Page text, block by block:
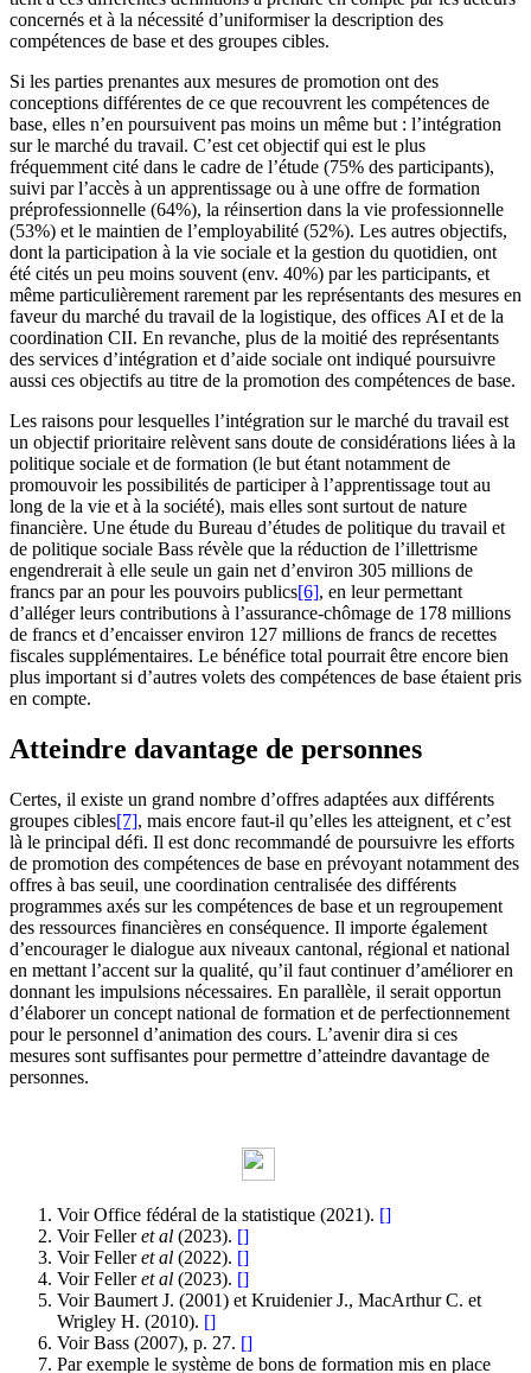
concernés et à la nécessité d’uniformiser la description des
compétences de base et des groupes cibles.
Si les parties prenantes aux mesures de promotion ont des
conceptions différentes de ce que recouvrent les compétences de
base, elles n’en poursuivent pas moins un même but : l’intégration
sur le marché du travail. C’est cet objectif qui est le plus
fréquemment cité dans le cadre de l’étude (75% des participants),
suivi par l’accès à un apprentissage ou à une offre de formation
préprofessionnelle (64%), la réinsertion dans la vie professionnelle
(53%) et le maintien de l’employabilité (52%). Les autres objectifs,
dont la participation à la vie sociale et la gestion du quotidien, ont
été cités un peu moins souvent (env. 40%) par les participants, et
même particulièrement rarement par les représentants des mesures en
faveur du marché du travail de la logistique, des offices AI et de la
coordination CII. En revanche, plus de la moitié des représentants
des services d’intégration et d’aide sociale ont indiqué poursuivre
aussi ces objectifs au titre de la promotion des compétences de base.
Les raisons pour lesquelles l’intégration sur le marché du travail est
un objectif prioritaire relèvent sans doute de considérations liées à la
politique sociale et de formation (le but étant notamment de
promouvoir les possibilités de participer à l’apprentissage tout au
long de la vie et à la société), mais elles sont surtout de nature
financière. Une étude du Bureau d’études de politique du travail et
de politique sociale Bass révèle que la réduction de l’illettrisme
engendrerait à elle seule un gain net d’environ 305 millions de
francs par an pour les pouvoirs publics[6], en leur permettant
d’alléger leurs contributions à l’assurance-chômage de 178 millions
de francs et d’encaisser environ 127 millions de francs de recettes
fiscales supplémentaires. Le bénéfice total pourrait être encore bien
plus important si d’autres volets des compétences de base étaient pris
en compte.
Atteindre davantage de personnes
Certes, il existe un grand nombre d’offres adaptées aux différents
groupes cibles[7], mais encore faut-il qu’elles les atteignent, et c’est
là le principal défi. Il est donc recommandé de poursuivre les efforts
de promotion des compétences de base en prévoyant notamment des
offres à bas seuil, une coordination centralisée des différents
programmes axés sur les compétences de base et un regroupement
des ressources financières en conséquence. Il importe également
d’encourager le dialogue aux niveaux cantonal, régional et national
en mettant l’accent sur la qualité, qu’il faut continuer d’améliorer en
donnant les impulsions nécessaires. En parallèle, il serait opportun
d’élaborer un concept national de formation et de perfectionnement
pour le personnel d’animation des cours. L’avenir dira si ces
mesures sont suffisantes pour permettre d’atteindre davantage de
personnes.
Voir Office fédéral de la statistique (2021). []
Voir Felleret al (2023). []
Voir Felleret al (2022). []
Voir Felleret al (2023). []
Voir Baumert J. (2001) et Kruidenier J., MacArthur C. et
Wrigley H. (2010). []
Voir Bass (2007), p. 27. []
Par exemple le système de bons de formation mis en place